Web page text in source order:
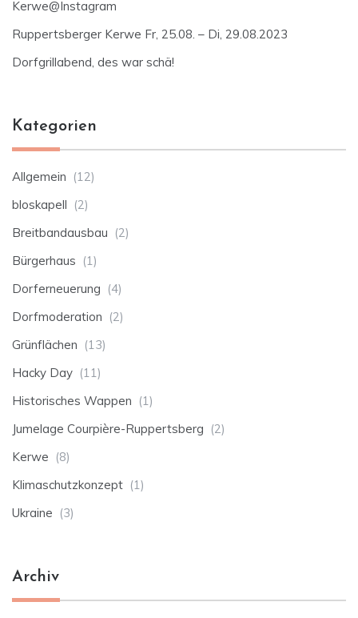
Kerwe@Instagram
Ruppertsberger Kerwe Fr, 25.08. – Di, 29.08.2023
Dorfgrillabend, des war schä!
Kategorien
Allgemein (12)
bloskapell (2)
Breitbandausbau (2)
Bürgerhaus (1)
Dorferneuerung (4)
Dorfmoderation (2)
Grünflächen (13)
Hacky Day (11)
Historisches Wappen (1)
Jumelage Courpière-Ruppertsberg (2)
Kerwe (8)
Klimaschutzkonzept (1)
Ukraine (3)
Archiv